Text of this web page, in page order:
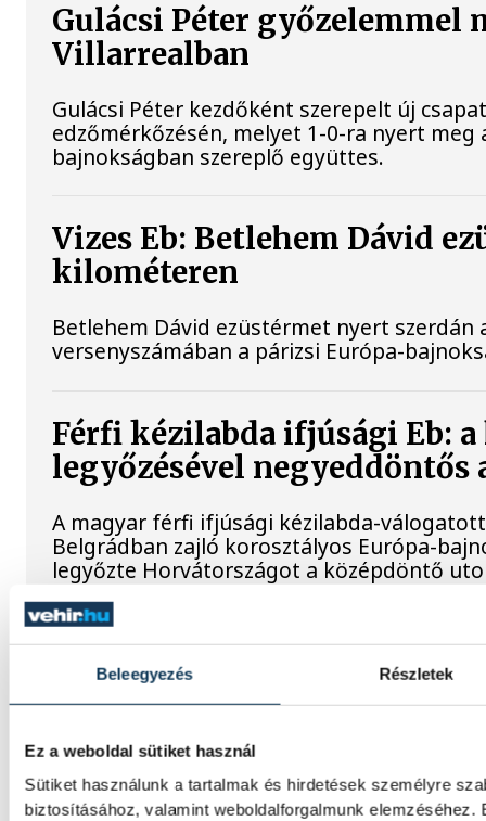
Beleegyezés Részletek
Ez a weboldal sütiket használ
Sütiket használunk a tartalmak és hirdetések személyre
biztosításához, valamint weboldalforgalmunk
Gulácsi Péter győzelemmel
Villarrealban
Gulácsi Péter kezdőként szerepelt új
edzőmérkőzésén, melyet 1-0-ra nyert
bajnokságban szereplő együttes.
Vizes Eb: Betlehem Dávid
kilométeren
Betlehem Dávid ezüstérmet nyert
versenyszámában a párizsi Európa-
Férfi kézilabda ifjúsági Eb:
legyőzésével
A magyar férfi ifjúsági kézilabda-
Belgrádban zajló korosztályos Európa-
legyőzte Horvátországot a középdöntő
Női kézilabda ifjúsági vb:
negyeddöntős a magyar
A magyar női ifjúsági kézilabda-
romániai korosztályos világbajnokságon,
középdöntő utolsó fordulójában, kedden